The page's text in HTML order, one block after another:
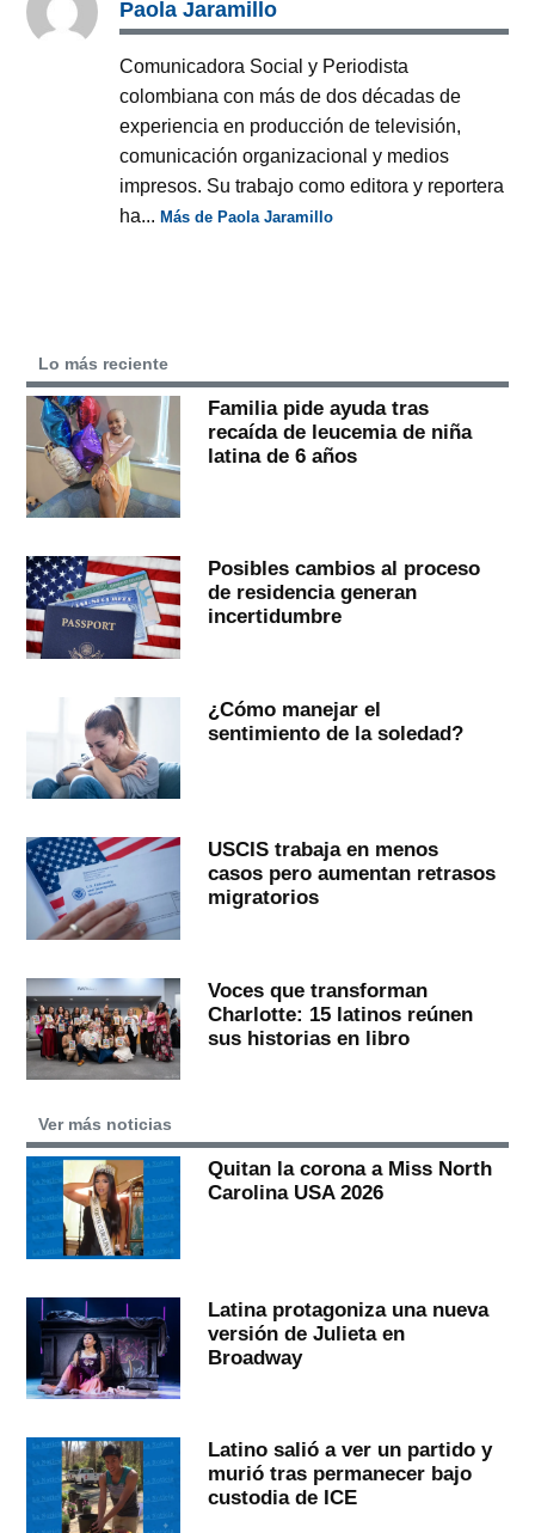
Paola Jaramillo
Comunicadora Social y Periodista
colombiana con más de dos décadas de
experiencia en producción de televisión,
comunicación organizacional y medios
impresos. Su trabajo como editora y reportera
ha...Más de Paola Jaramillo
Lo más reciente
Familia pide ayuda tras
recaída de leucemia de niña
latina de 6 años
Posibles cambios al proceso
de residencia generan
incertidumbre
¿Cómo manejar el
sentimiento de la soledad?
USCIS trabaja en menos
casos pero aumentan retrasos
migratorios
Voces que transforman
Charlotte: 15 latinos reúnen
sus historias en libro
Ver más noticias
Quitan la corona a Miss North
Carolina USA 2026
Latina protagoniza una nueva
versión de Julieta en
Broadway
Latino salió a ver un partido y
murió tras permanecer bajo
custodia de ICE